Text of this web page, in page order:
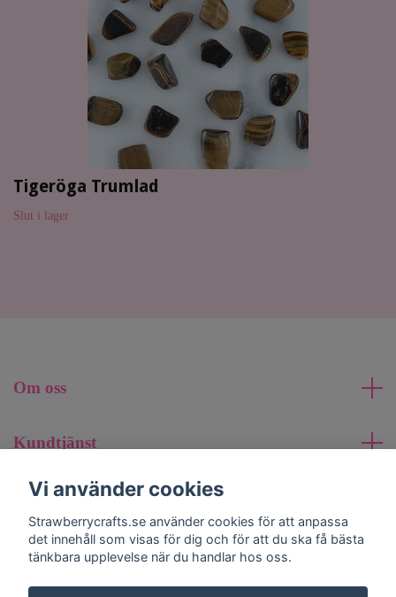
Tigeröga Trumlad
Slut i lager
Om oss
Kundtjänst
Läs mer
Sociala medier
Vi använder cookies
Strawberrycrafts.se använder cookies för att anpassa
det innehåll som visas för dig och för att du ska få bästa
tänkbara upplevelse när du handlar hos oss.